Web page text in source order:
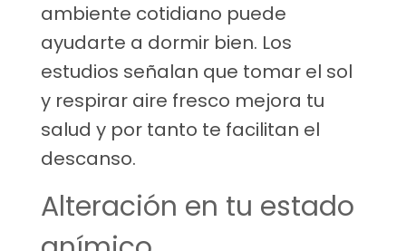
ambiente cotidiano puede
ayudarte a dormir bien. Los
estudios señalan que tomar el sol
y respirar aire fresco mejora tu
salud y por tanto te facilitan el
descanso.
Alteración en tu estado